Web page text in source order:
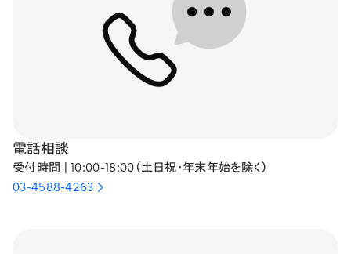
電話相談
受付時間 | 10:00-18:00（土日祝・年末年始を除く）
03-4588-4263